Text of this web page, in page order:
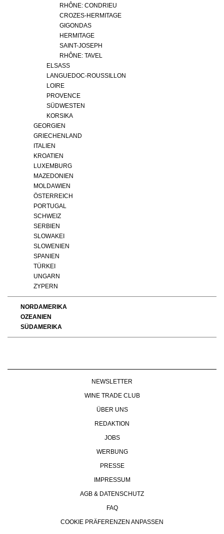
RHÔNE: CONDRIEU
CROZES-HERMITAGE
GIGONDAS
HERMITAGE
SAINT-JOSEPH
RHÔNE: TAVEL
ELSASS
LANGUEDOC-ROUSSILLON
LOIRE
PROVENCE
SÜDWESTEN
KORSIKA
GEORGIEN
GRIECHENLAND
ITALIEN
KROATIEN
LUXEMBURG
MAZEDONIEN
MOLDAWIEN
ÖSTERREICH
PORTUGAL
SCHWEIZ
SERBIEN
SLOWAKEI
SLOWENIEN
SPANIEN
TÜRKEI
UNGARN
ZYPERN
NORDAMERIKA
OZEANIEN
SÜDAMERIKA
NEWSLETTER
WINE TRADE CLUB
ÜBER UNS
REDAKTION
JOBS
WERBUNG
PRESSE
IMPRESSUM
AGB & DATENSCHUTZ
FAQ
COOKIE PRÄFERENZEN ANPASSEN